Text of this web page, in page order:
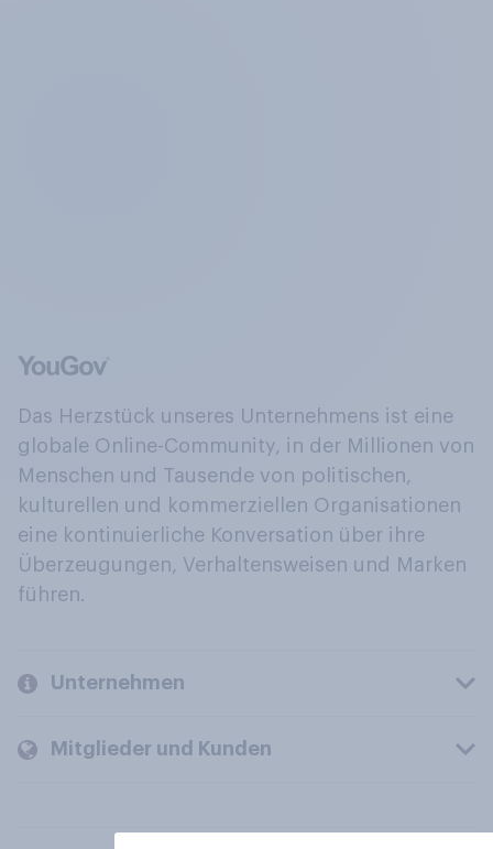
Das Herzstück unseres Unternehmens ist eine
globale Online-Community, in der Millionen von
Menschen und Tausende von politischen,
kulturellen und kommerziellen Organisationen
eine kontinuierliche Konversation über ihre
Überzeugungen, Verhaltensweisen und Marken
führen.
Unternehmen
Mitglieder und Kunden